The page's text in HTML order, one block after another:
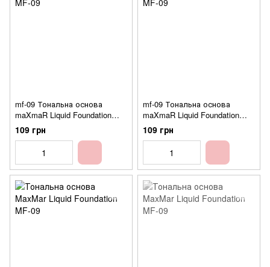
mf-09 Тональна основа
maXmaR Liquid Foundation
(туб. 60мл.) №07
109 грн
mf-09 Тональна основа
maXmaR Liquid Foundation
(туб. 60мл.) №08
109 грн